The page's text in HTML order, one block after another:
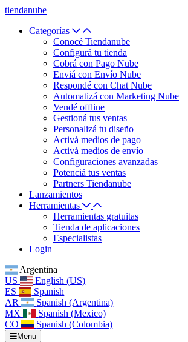
tiendanube
Categorías
Conocé Tiendanube
Configurá tu tienda
Cobrá con Pago Nube
Enviá con Envío Nube
Respondé con Chat Nube
Automatizá con Marketing Nube
Vendé offline
Gestioná tus ventas
Personalizá tu diseño
Activá medios de pago
Activá medios de envío
Configuraciones avanzadas
Potenciá tus ventas
Partners Tiendanube
Lanzamientos
Herramientas
Herramientas gratuitas
Tienda de aplicaciones
Especialistas
Login
Argentina
US
English (US)
ES
Spanish
AR
Spanish (Argentina)
MX
Spanish (Mexico)
CO
Spanish (Colombia)
Menu